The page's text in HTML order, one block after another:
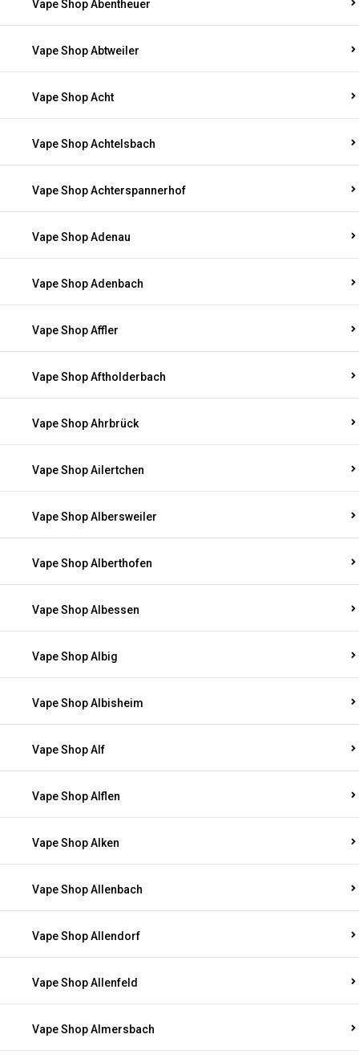
Vape Shop Abentheuer
Vape Shop Abtweiler
Vape Shop Acht
Vape Shop Achtelsbach
Vape Shop Achterspannerhof
Vape Shop Adenau
Vape Shop Adenbach
Vape Shop Affler
Vape Shop Aftholderbach
Vape Shop Ahrbrück
Vape Shop Ailertchen
Vape Shop Albersweiler
Vape Shop Alberthofen
Vape Shop Albessen
Vape Shop Albig
Vape Shop Albisheim
Vape Shop Alf
Vape Shop Alflen
Vape Shop Alken
Vape Shop Allenbach
Vape Shop Allendorf
Vape Shop Allenfeld
Vape Shop Almersbach